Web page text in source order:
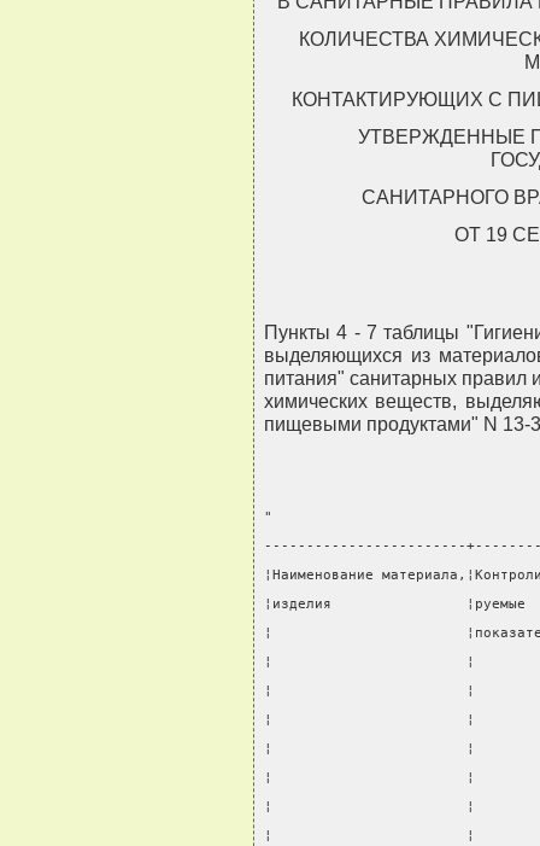
КОЛИЧЕСТВА
КОНТАКТИРУЮЩИХ С
УТВЕРЖДЕННЫЕ
САНИТАРНОГО
ОТ 19
Пункты 4 - 7 таблицы
выделяющихся из
питания" санитарных правил
химических веществ,
пищевыми продуктами" N 13-
"
------------------------
¦Наименование
¦изделия                ¦руемые
¦
¦                       ¦
¦                       ¦
¦                       ¦
¦                       ¦
¦                       ¦
¦                       ¦
¦                       ¦